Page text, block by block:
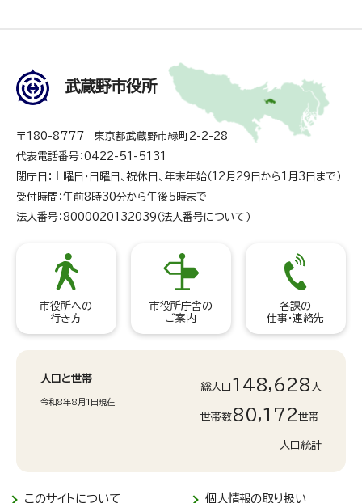
武蔵野市役所
〒180-8777 東京都武蔵野市緑町2-2-28
代表電話番号：0422-51-5131
閉庁日：土曜日・日曜日、祝休日、年末年始（12月29日から1月3日まで）
受付時間：午前8時30分から午後5時まで
法人番号：8000020132039（ 法人番号について ）
市役所への
行き方
市役所庁舎の
ご案内
各課の
仕事・連絡先
人口と世帯
令和8年8月1日現在
総人口 148,628 人
世帯数80,172世帯
人口統計
このサイトについて 個人情報の取り扱い